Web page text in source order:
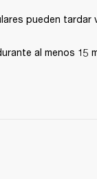
pueden tardar
al menos 15